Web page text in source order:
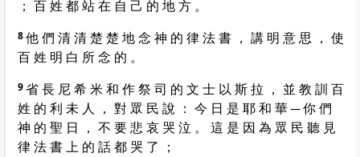
； 百 姓 都 站 在 自 己 的 地 方 。
8他 們 清 清 楚 楚 地 念 神 的 律 法 書 ， 講 明 意 思 ， 使
百 姓 明 白 所 念 的 。
9省 長 尼 希 米 和 作 祭 司 的 文 士 以 斯 拉 ， 並 教 訓 百
姓 的 利 未 人 ， 對 眾 民 說 ： 今 日 是 耶 和 華 ─ 你 們
神 的 聖 日 ， 不 要 悲 哀 哭 泣 。 這 是 因 為 眾 民 聽 見
律 法 書 上 的 話 都 哭 了 ；